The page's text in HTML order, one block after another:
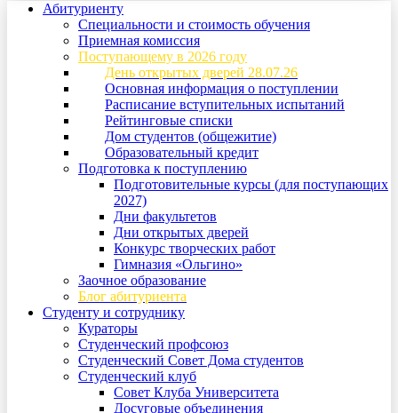
Абитуриенту
Специальности и стоимость обучения
Приемная комиссия
Поступающему в 2026 году
День открытых дверей 28.07.26
Основная информация о поступлении
Расписание вступительных испытаний
Рейтинговые списки
Дом студентов (общежитие)
Образовательный кредит
Подготовка к поступлению
Подготовительные курсы (для поступающих
2027)
Дни факультетов
Дни открытых дверей
Конкурс творческих работ
Гимназия «Ольгино»
Заочное образование
Блог абитуриента
Студенту и сотруднику
Кураторы
Студенческий профсоюз
Студенческий Совет Дома студентов
Студенческий клуб
Совет Клуба Университета
Досуговые объединения